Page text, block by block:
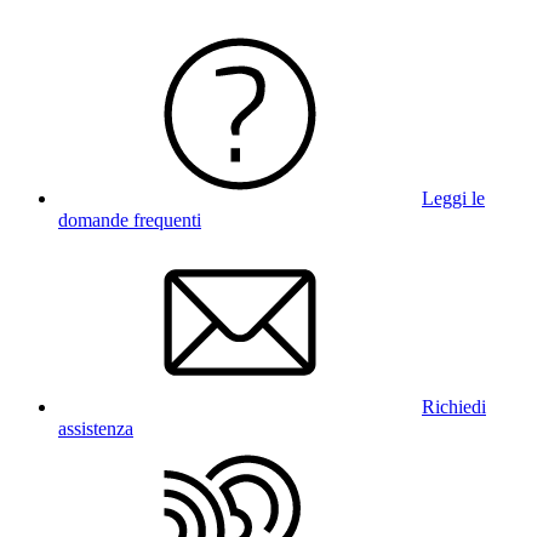
Leggi le
domande frequenti
Richiedi
assistenza